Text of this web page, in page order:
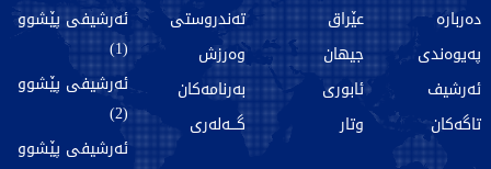
دەربارە
پەیوەندی
ئەرشیف
تاگەکان
عێراق
جیهان
ئابوری
وتار
تەندروستی
وەرزش
بەرنامەکان
گـــەلەری
ئەرشیفی پێشوو
(1)
ئەرشیفی پێشوو
(2)
ئەرشیفی پێشوو